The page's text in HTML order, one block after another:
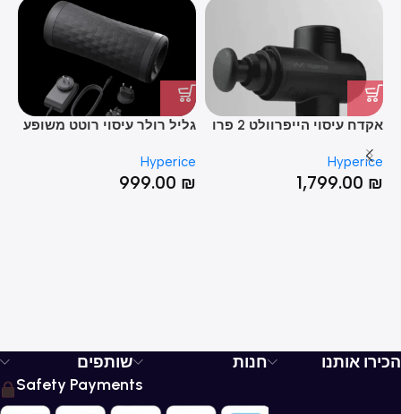
אקדח עיסוי הייפרוולט 2 פרו
Hyperice
1,799.00 ₪
גליל רולר עיסוי רוטט משופע
Hyperice
999.00 ₪
הכירו אותנו חנות
שותפים
Safety Payments